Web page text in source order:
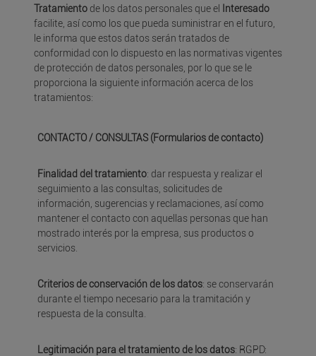
Tratamiento de los datos personales que el
Interesado
facilite, así como los que pueda suministrar en el futuro,
le informa que estos datos serán tratados de
conformidad con lo dispuesto en las normativas vigentes
de protección de datos personales, por lo que se le
proporciona la siguiente información acerca de los
tratamientos:
CONTACTO / CONSULTAS (Formularios de contacto)
Finalidad del tratamiento: dar respuesta y realizar el
seguimiento a las consultas, solicitudes de
información, sugerencias y reclamaciones, así como
mantener el contacto con aquellas personas que han
mostrado interés por la empresa, sus productos o
servicios.
Criterios de conservación de los datos: se conservarán
durante el tiempo necesario para la tramitación y
respuesta de la consulta.
Legitimación para el tratamiento de los datos: RGPD: